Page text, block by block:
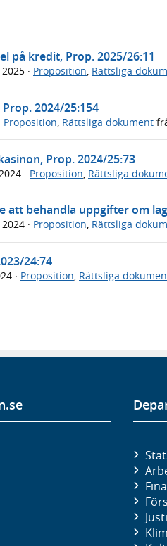
på kredit, Prop. 2025/26:11
· Proposition, Rättsliga
2024/25:154
Proposition, Rättsliga dokument
Prop. 2024/25:73
· Proposition Rättsliga
att behandla uppgifter om
· Proposition, Rättsliga
24:74
· Proposition, Rättsliga